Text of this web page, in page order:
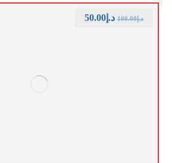
د.إ100.00 د.إ50.00